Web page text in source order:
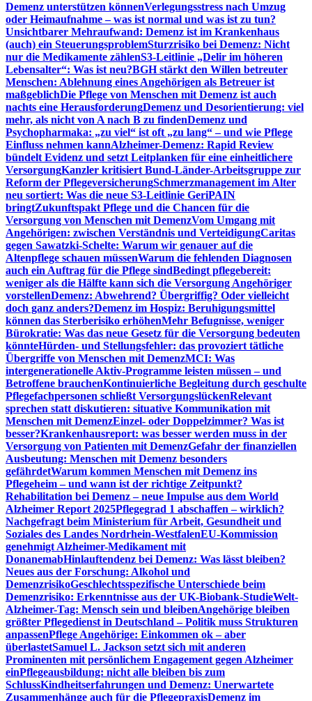
Demenz unterstützen könnenVerlegungsstress nach Umzug
oder Heimaufnahme – was ist normal und was ist zu tun?
Unsichtbarer Mehraufwand: Demenz ist im Krankenhaus
(auch) ein SteuerungsproblemSturzrisiko bei Demenz: Nicht
nur die Medikamente zählenS3-Leitlinie „Delir im höheren
Lebensalter“: Was ist neu?BGH stärkt den Willen betreuter
Menschen: Ablehnung eines Angehörigen als Betreuer ist
maßgeblichDie Pflege von Menschen mit Demenz ist auch
nachts eine HerausforderungDemenz und Desorientierung: viel
mehr, als nicht von A nach B zu findenDemenz und
Psychopharmaka: „zu viel“ ist oft „zu lang“ – und wie Pflege
Einfluss nehmen kannAlzheimer-Demenz: Rapid Review
bündelt Evidenz und setzt Leitplanken für eine einheitlichere
VersorgungKanzler kritisiert Bund-Länder-Arbeitsgruppe zur
Reform der PflegeversicherungSchmerzmanagement im Alter
neu sortiert: Was die neue S3-Leitlinie GeriPAIN
bringtZukunftspakt Pflege und die Chancen für die
Versorgung von Menschen mit DemenzVom Umgang mit
Angehörigen: zwischen Verständnis und VerteidigungCaritas
gegen Sawatzki-Schelte: Warum wir genauer auf die
Altenpflege schauen müssenWarum die fehlenden Diagnosen
auch ein Auftrag für die Pflege sindBedingt pflegebereit:
weniger als die Hälfte kann sich die Versorgung Angehöriger
vorstellenDemenz: Abwehrend? Übergriffig? Oder vielleicht
doch ganz anders?Demenz im Hospiz: Beruhigungsmittel
können das Sterberisiko erhöhenMehr Befugnisse, weniger
Bürokratie: Was das neue Gesetz für die Versorgung bedeuten
könnteHürden- und Stellungsfehler: das provoziert tätliche
Übergriffe von Menschen mit DemenzMCI: Was
intergenerationelle Aktiv-Programme leisten müssen – und
Betroffene brauchenKontinuierliche Begleitung durch geschulte
Pflegefachpersonen schließt VersorgungslückenRelevant
sprechen statt diskutieren: situative Kommunikation mit
Menschen mit DemenzEinzel- oder Doppelzimmer? Was ist
besser?Krankenhausreport: was besser werden muss in der
Versorgung von Patienten mit DemenzGefahr der finanziellen
Ausbeutung: Menschen mit Demenz besonders
gefährdetWarum kommen Menschen mit Demenz ins
Pflegeheim – und wann ist der richtige Zeitpunkt?
Rehabilitation bei Demenz – neue Impulse aus dem World
Alzheimer Report 2025Pflegegrad 1 abschaffen – wirklich?
Nachgefragt beim Ministerium für Arbeit, Gesundheit und
Soziales des Landes Nordrhein-WestfalenEU-Kommission
genehmigt Alzheimer-Medikament mit
DonanemabHinlauftendenz bei Demenz: Was lässt bleiben?
Neues aus der Forschung: Alkohol und
DemenzrisikoGeschlechtsspezifische Unterschiede beim
Demenzrisiko: Erkenntnisse aus der UK-Biobank-StudieWelt-
Alzheimer-Tag: Mensch sein und bleibenAngehörige bleiben
größter Pflegedienst in Deutschland – Politik muss Strukturen
anpassenPflege Angehörige: Einkommen ok – aber
überlastetSamuel L. Jackson setzt sich mit anderen
Prominenten mit persönlichem Engagement gegen Alzheimer
einPflegeausbildung: nicht alle bleiben bis zum
SchlussKindheitserfahrungen und Demenz: Unerwartete
Zusammenhänge auch für die PflegepraxisDemenz im